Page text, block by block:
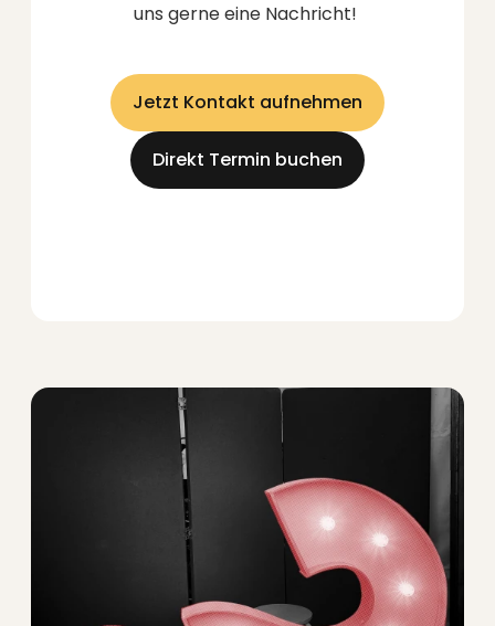
uns gerne eine Nachricht!
Jetzt Kontakt aufnehmen
Direkt Termin buchen